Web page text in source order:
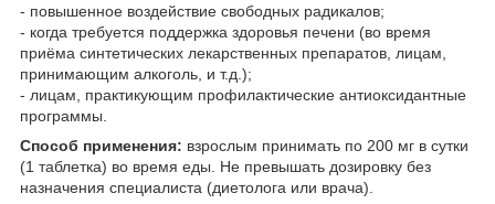
- повышенное воздействие свободных радикалов;
- когда требуется поддержка здоровья печени (во время
приёма синтетических лекарственных препаратов, лицам,
принимающим алкоголь, и т.д.);
- лицам, практикующим профилактические антиоксидантные
программы.
Способ применения: взрослым принимать по 200 мг в сутки
(1 таблетка) во время еды. Не превышать дозировку без
назначения специалиста (диетолога или врача).